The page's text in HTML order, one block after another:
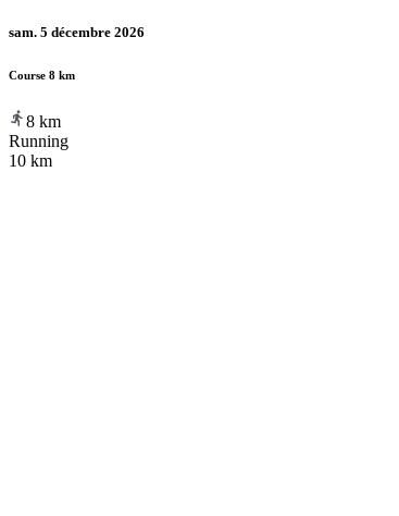
sam. 5 décembre 2026
Course 8 km
8 km
Running
10 km